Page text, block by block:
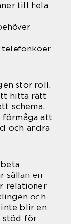
till hela
telefonköer
stor roll.
hitta rätt
schema.
förmåga att
och andra
sällan en
relationer
och
blir en
stöd för